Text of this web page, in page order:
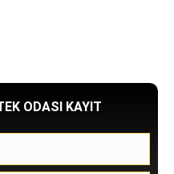
ODASI KAYIT